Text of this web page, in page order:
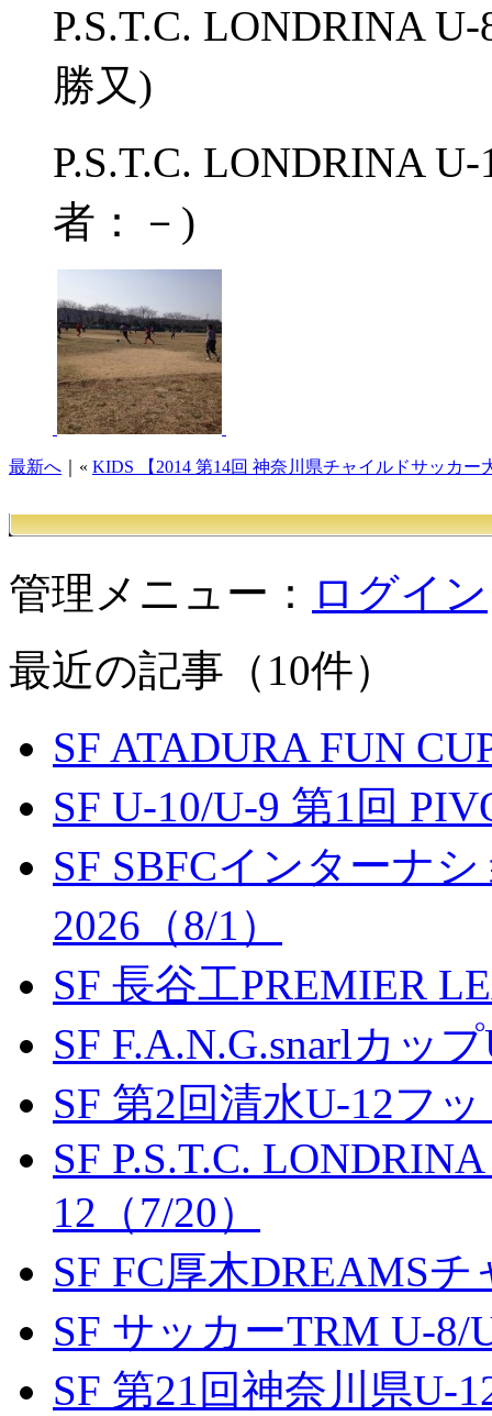
P.S.T.C. LONDRINA
勝又)
P.S.T.C. LONDRINA
者：－)
最新へ ｜« KIDS 【2014 第14回 神奈川県チャイルドサッカー
管理メニュー： ログイン
最近の記事（10件）
SF ATADURA FUN
SF U-10/U-9 第1回
SF SBFCインターナ
2026（8/1）
SF 長谷工PREMIER
SF F.A.N.G.snarlカッ
SF 第2回清水U-12フ
SF P.S.T.C.
12（7/20）
SF FC厚木DREAMS
SF サッカーTRM U-8/
SF 第21回神奈川県U-